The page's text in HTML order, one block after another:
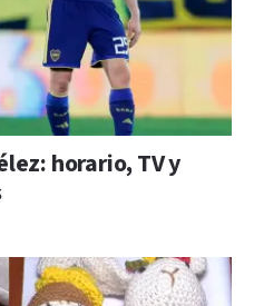
horario, TV y